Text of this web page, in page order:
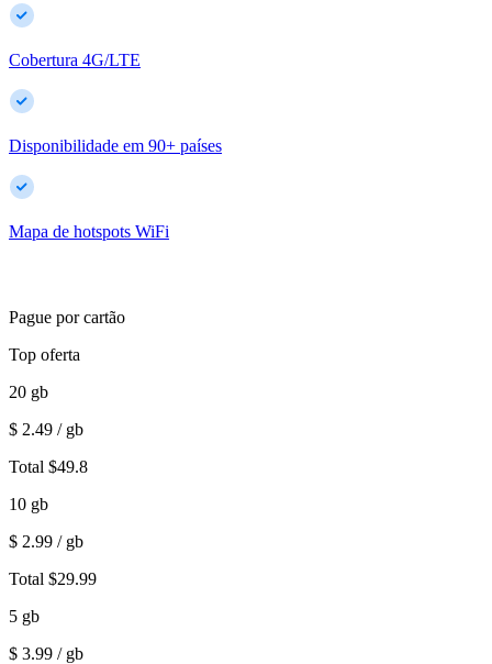
Cobertura 4G/LTE
Disponibilidade em 90+ países
Mapa de hotspots WiFi
Pague por cartão
Top oferta
20 gb
$ 2.49 / gb
Total $49.8
10 gb
$ 2.99 / gb
Total $29.99
5 gb
$ 3.99 / gb